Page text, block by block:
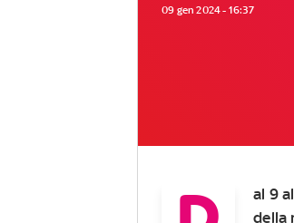
09 gen 2024 - 16:37
al 9
della